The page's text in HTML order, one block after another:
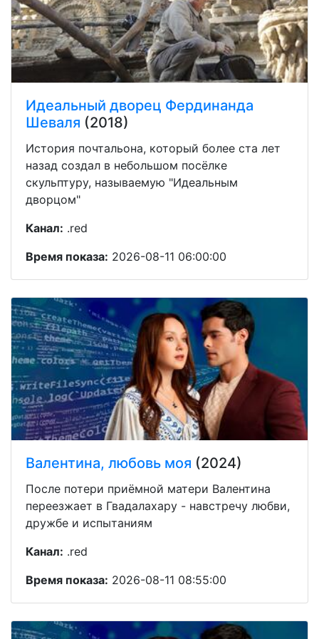
Идеальный дворец Фердинанда
Шеваля (2018)
История почтальона, который более ста лет
назад создал в небольшом посёлке
скульптуру, называемую "Идеальным
дворцом"
Канал: .red
Время показа: 2026-08-11 06:00:00
Валентина, любовь моя (2024)
После потери приёмной матери Валентина
переезжает в Гвадалахару - навстречу любви,
дружбе и испытаниям
Канал: .red
Время показа: 2026-08-11 08:55:00